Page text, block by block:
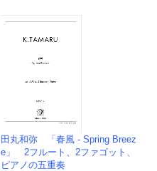
田丸和弥 「春風 - Spring Breez
e」 2フルート、2ファゴット、
ピアノの五重奏